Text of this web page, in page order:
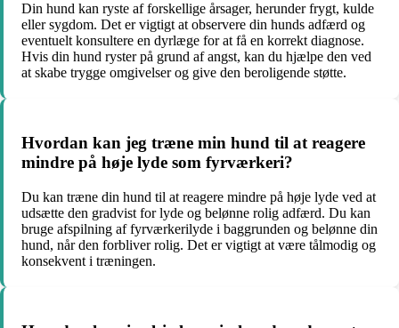
Din hund kan ryste af forskellige årsager, herunder frygt, kulde
eller sygdom. Det er vigtigt at observere din hunds adfærd og
eventuelt konsultere en dyrlæge for at få en korrekt diagnose.
Hvis din hund ryster på grund af angst, kan du hjælpe den ved
at skabe trygge omgivelser og give den beroligende støtte.
Hvordan kan jeg træne min hund til at reagere
mindre på høje lyde som fyrværkeri?
Du kan træne din hund til at reagere mindre på høje lyde ved at
udsætte den gradvist for lyde og belønne rolig adfærd. Du kan
bruge afspilning af fyrværkerilyde i baggrunden og belønne din
hund, når den forbliver rolig. Det er vigtigt at være tålmodig og
konsekvent i træningen.